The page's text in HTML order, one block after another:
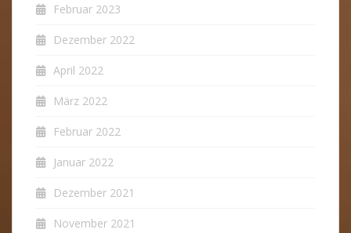
Februar 2023
Dezember 2022
April 2022
März 2022
Februar 2022
Januar 2022
Dezember 2021
November 2021